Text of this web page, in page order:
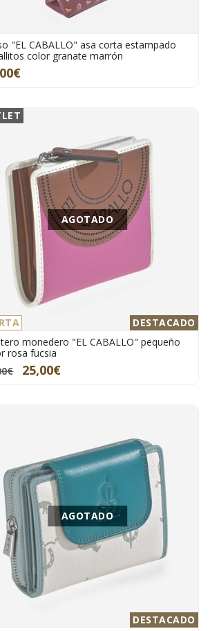
"EL CABALLO" asa corta estampado
color granate marrón
DESTACADO
AGOTADO
monedero "EL CABALLO" pequeño
rosa fucsia
25,00€
DESTACADO
AGOTADO